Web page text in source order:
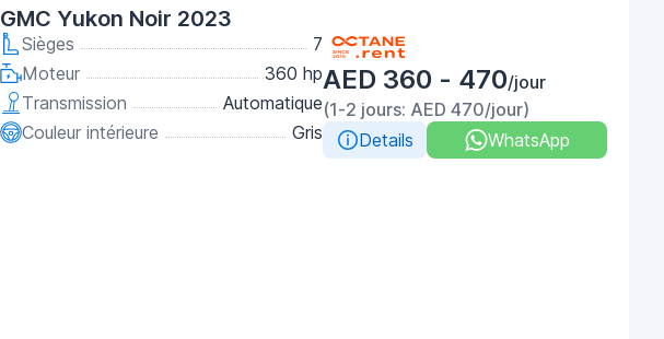
GMC Yukon Noir 2023
Sièges
7
Moteur
360 hp
Transmission
Automatique
Couleur intérieure
Gris
AED 360 - 470/jour
(1-2 jours: AED 470/jour)
Details
WhatsApp